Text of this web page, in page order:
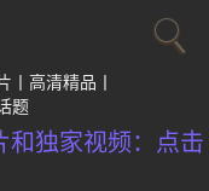
高清精品
题
和独家视频：点击